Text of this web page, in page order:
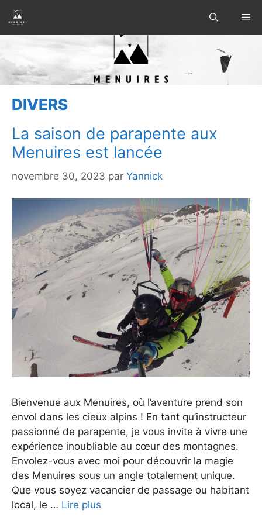
au
contenu
DIVERS
La saison de parapente aux
Menuires est lancée
novembre 30, 2023 par Yannick
Bienvenue aux Menuires, où l’aventure prend son
envol dans les cieux alpins ! En tant qu’instructeur
passionné de parapente, je vous invite à vivre une
expérience inoubliable au cœur des montagnes.
Envolez-vous avec moi pour découvrir la magie
des Menuires sous un angle totalement unique.
Que vous soyez vacancier de passage ou habitant
local, le … Lire plus